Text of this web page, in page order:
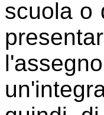
scuola o